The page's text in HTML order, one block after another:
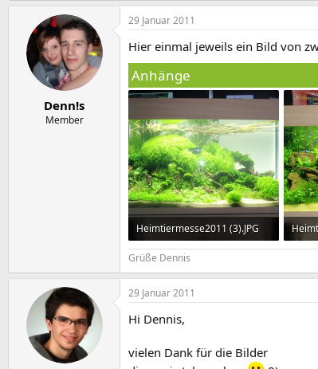
Denn!s
Member
29 Januar 2011
Hier einmal jeweils ein Bild von
Anhänge
Heimtiermesse2011 (3).JPG
1,2 MB · Aufrufe: 1.761
1,3
Grüße Dennis
29 Januar 2011
Hi Dennis,
vielen Dank für die Bilder